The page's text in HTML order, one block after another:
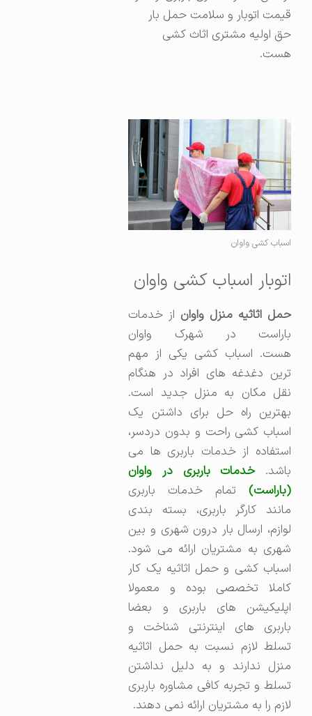
قیمت اتوبار و سلامت حمل بار
حق اولیه مشتری اثاث کشی
هست.
اسباب کشی واوان
اتوبار اسباب کشی واوان
حمل اثاثیه منزل واواناز خدمات
باراست در شهرک واوان
هست. اسباب کشی یکی از مهم
ترین دغدغه های افراد در هنگام
نقل مکان به منزل جدید است.
بهترین راه حل برای داشتن یک
اسباب کشی راحت و بدون دردسر،
استفاده از خدمات باربری ها می
باشد.خدمات باربری در واوان
(باراست)تمام خدمات باربری
مانند کارگر باربری، بسته بندی
لوازم، ارسال بار درون شهری و بین
شهری به مشتریان ارائه می شود.
اسباب کشی و حمل اثاثیه یک کار
کاملا تخصصی بوده و معمولا
اپلیکیشن های باربری و بعضا
باربری های اینترنتی شناخت و
تسلط لازم نسبت به حمل اثاثیه
منزل ندارند و به دلیل نداشتن
تسلط و تجربه کافی مشاوره باربری
لازم را به مشتریان ارائه نمی دهند.